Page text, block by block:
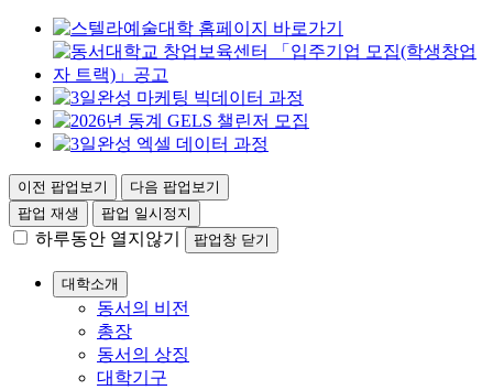
이전 팝업보기
다음 팝업보기
팝업 재생
팝업 일시정지
하루동안 열지않기 팝업창 닫기
대학소개
동서의 비전
총장
동서의 상징
대학기구